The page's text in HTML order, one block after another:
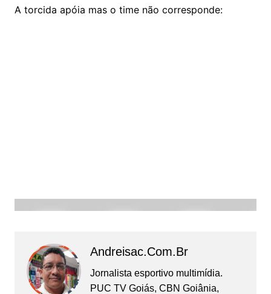
A torcida apóia mas o time não corresponde:
Andreisac.com.br
Jornalista esportivo multimídia.
PUC TV Goiás, CBN Goiânia,